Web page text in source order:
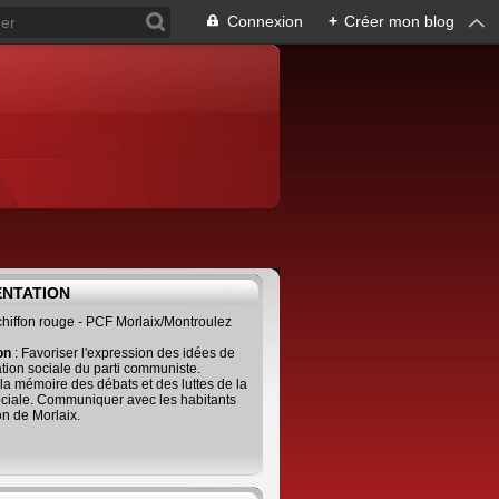
Connexion + Créer mon blog
rouge - PCF Morlaix/Montroulez
: Favoriser l'expression des idées de
sociale du parti communiste.
mémoire des débats et des luttes de la
Communiquer avec les habitants
de Morlaix.